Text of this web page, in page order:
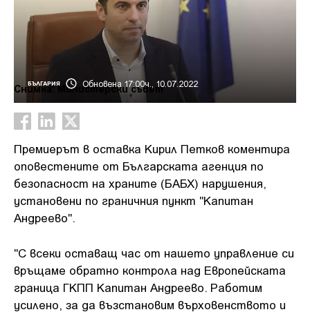
БЪЛГАРИЯ Обновена 17:00ч., 10.07.2022
Снимка: Министерски съвет
Премиерът в оставка Кирил Петков коментира
оповестените от Българската агенция по
безопасност на храните (БАБХ) нарушения,
установени по граничния пункт "Капитан
Андреево".
"С всеки оставащ час от нашето управление си
връщаме обратно контрола над Европейската
граница ГКПП Капитан Андреево. Работим
усилено, за да възстановим върховенството и